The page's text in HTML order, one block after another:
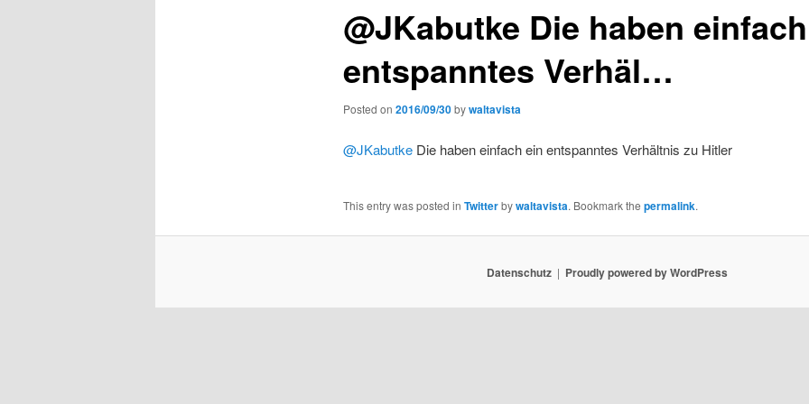
@JKabutke Die haben
entspanntes Verhäl…
Posted on 2016/09/30bywaltavista
@JKabutkeDie haben einfach ein entspanntes Verhältnis zu Hitler
This entry was posted in Twitterbywaltavista. Bookmark the permalink.
Datenschutz Proudly powered by WordPress